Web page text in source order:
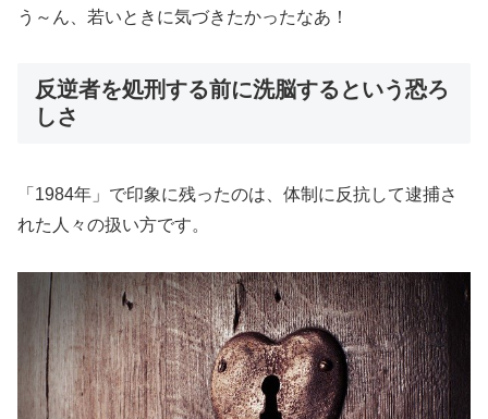
う～ん、若いときに気づきたかったなあ！
反逆者を処刑する前に洗脳するという恐ろ
しさ
「1984年」で印象に残ったのは、体制に反抗して逮捕さ
れた人々の扱い方です。